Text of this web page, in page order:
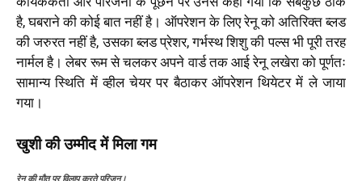
है, घबराने की कोई बात नहीं है। ऑपरेशन के लिए रेनू को अतिरिक्त ब्लड
की जरुरत नहीं है, उसका ब्लड प्रेशर, गर्भस्थ शिशु की पल्स भी पूरी तरह
नार्मल है। लेबर रूम से चलकर अपने वार्ड तक आई रेनू लखेरा को पूर्णतः
सामान्य स्थिति में व्हील चेयर पर बैठाकर ऑपरेशन थियेटर में ले जाया
गया।
खुशी की उम्मीद में मिला गम
रेनू की मौत पर विलाप करते परिजन।